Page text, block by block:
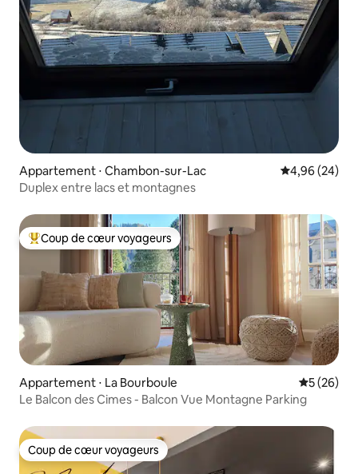
Appartement ⋅ Chambon-sur-Lac Évaluation
4,96 (24)
Duplex entre lacs et montagnes
Coups de cœur voyageurs les plus appréciés
Coup de cœur voyageurs
Appartement ⋅ La Bourboule
5 (26)
Le Balcon des Cimes - Balcon Vue Montagne Parking
Coup de cœur voyageurs
Coup de cœur voyageurs